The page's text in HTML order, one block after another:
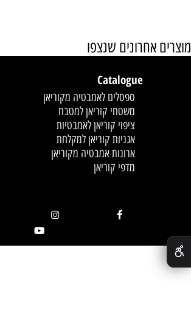
Catalogue
ספסלים לאמבטיה מקוריאן
משטחי קוריאן למטבח
ציפוי קוריאן לאמבטיות
אגניות קוריאן למקלחת